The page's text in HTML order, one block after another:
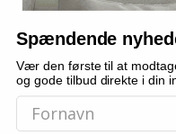
På lager
NY
Spændende
Vær den første til at
og gode tilbud direkte i din